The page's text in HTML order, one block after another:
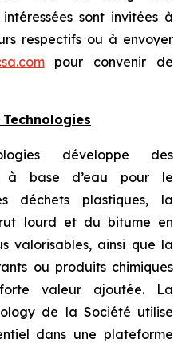
sont invitées à
respectifs ou à envoyer
pour convenir de
développe des
à base d’eau pour le
déchets plastiques, la
lourd et du bitume en
valorisables, ainsi que la
ou produits chimiques
valeur ajoutée. La
de la Société utilise
dans une plateforme